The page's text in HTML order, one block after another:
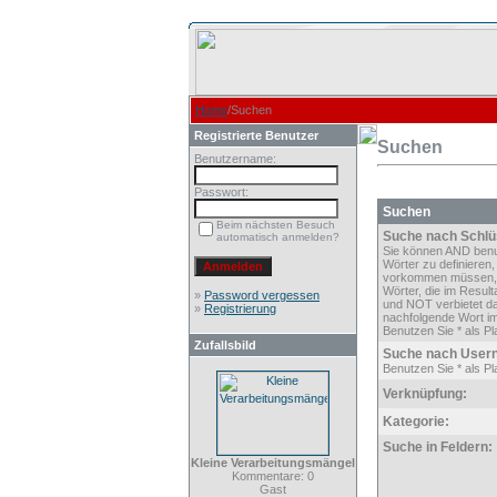
Home/Suchen
Registrierte Benutzer
Benutzername:
Passwort:
Beim nächsten Besuch
automatisch anmelden?
» Password vergessen
» Registrierung
Zufallsbild
Kleine Verarbeitungsmängel
Kommentare: 0
Gast
Suchen
Suchen
Suche nach
Sie können AND
Wörter zu definieren,
vorkommen
Wörter, die im
und NOT verbietet
nachfolgende Wort
Benutzen Sie * als
Suche nach
Benutzen Sie * als
Verknüpfung:
Kategorie:
Suche in Feldern: